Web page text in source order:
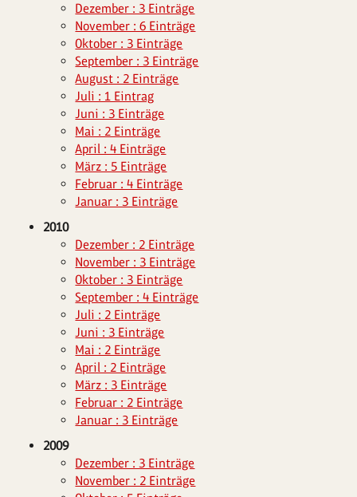
Dezember : 3 Einträge
November : 6 Einträge
Oktober : 3 Einträge
September : 3 Einträge
August : 2 Einträge
Juli : 1 Eintrag
Juni : 3 Einträge
Mai : 2 Einträge
April : 4 Einträge
März : 5 Einträge
Februar : 4 Einträge
Januar : 3 Einträge
2010
Dezember : 2 Einträge
November : 3 Einträge
Oktober : 3 Einträge
September : 4 Einträge
Juli : 2 Einträge
Juni : 3 Einträge
Mai : 2 Einträge
April : 2 Einträge
März : 3 Einträge
Februar : 2 Einträge
Januar : 3 Einträge
2009
Dezember : 3 Einträge
November : 2 Einträge